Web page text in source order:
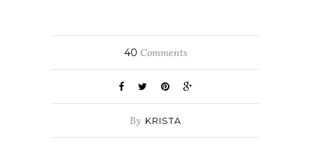
40 Comments
By KRISTA